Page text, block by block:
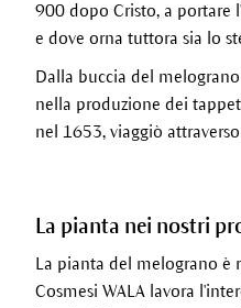
900 dopo Cristo, a portare
e dove orna tuttora sia lo
Dalla buccia del
nella produzione dei
nel 1653, viaggiò
La pianta nei nostri
La pianta del melograno è
Cosmesi WALA lavora